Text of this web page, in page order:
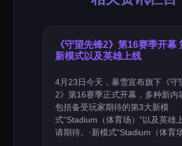
《守望先锋2》第16赛季开幕
新模式以及英雄上线
4月23日今天，暴雪宣布旗下《守
2》第16赛季正式开幕，多种新内
包括备受玩家期待的第3大新模
式“Stadium（体育场）”以及英雄
请期待。·新模式“Stadium（体育